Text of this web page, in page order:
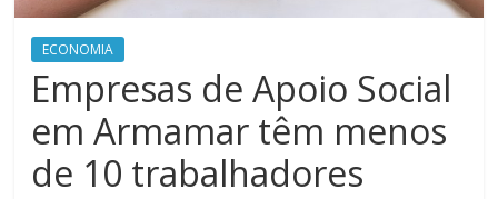
ECONOMIA
Empresas de Apoio Social
em Armamar têm menos
de 10 trabalhadores